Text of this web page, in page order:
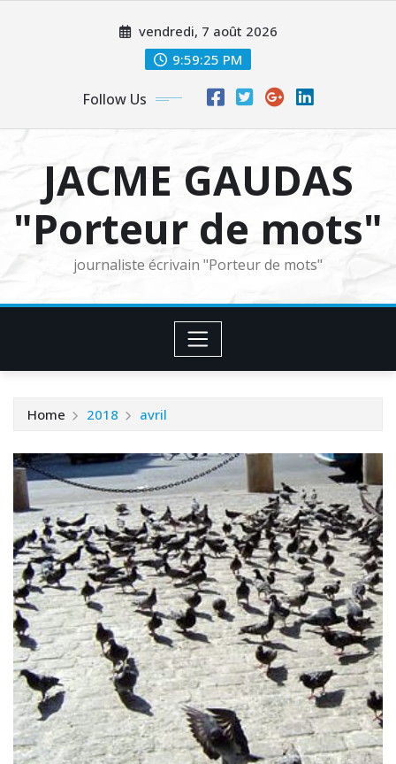
vendredi, 7 août 2026
9:59:26 PM
Follow Us
JACME GAUDAS
"Porteur de mots"
journaliste écrivain "Porteur de mots"
Home 2018 avril